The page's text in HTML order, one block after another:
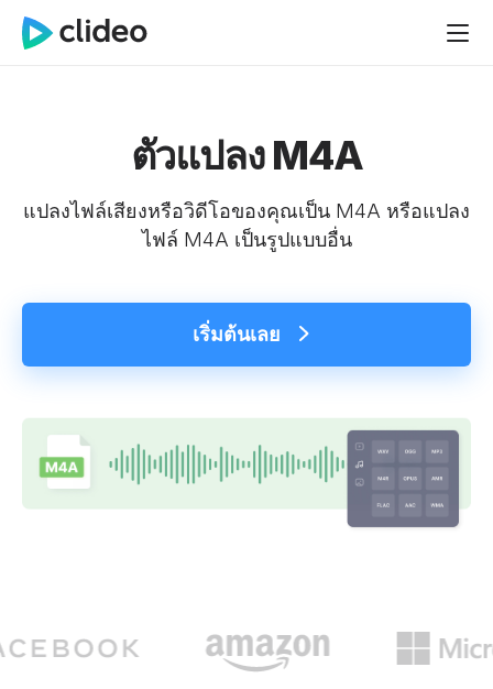
ตัวแปลง M4A
แปลงไฟล์เสียงหรือวิดีโอของคุณเป็น M4A หรือแปลง
ไฟล์ M4A เป็นรูปแบบอื่น
เริ่มต้นเลย